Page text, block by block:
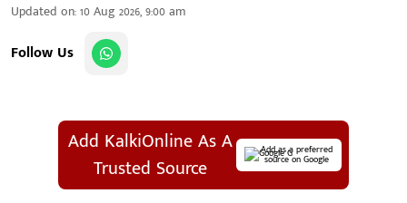
Updated on:10 Aug 2026, 9:00 am
Follow Us
Add KalkiOnline As A
Trusted Source
Add as a preferred
source on Google